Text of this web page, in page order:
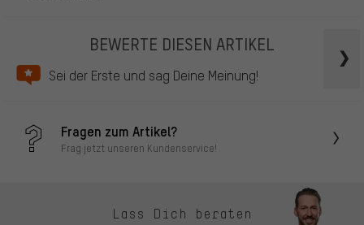
BEWERTE DIESEN ARTIKEL
Sei der Erste und sag Deine Meinung!
Fragen zum Artikel?
Frag jetzt unseren Kundenservice!
Lass Dich beraten